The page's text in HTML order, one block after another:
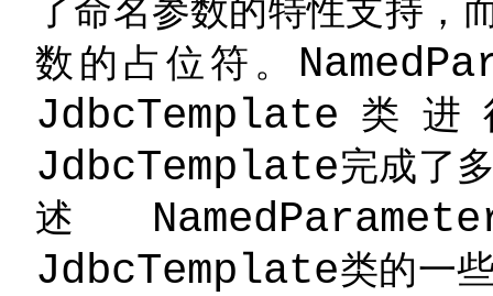
了命名参数的特性支持，
数的占位符。
JdbcTemplate 类进
JdbcTemplate完成了
述
JdbcTemplate类的一